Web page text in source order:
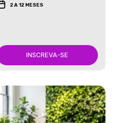
2 A 12 MESES
INSCREVA-SE